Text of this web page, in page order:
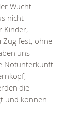
Wucht
nicht
Kinder,
Zug fest, ohne
uns
Notunterkunft
die
und können